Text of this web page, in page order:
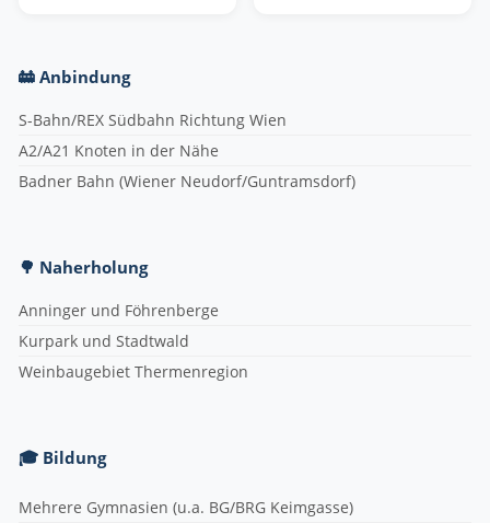
🚋 Anbindung
S-Bahn/REX Südbahn Richtung Wien
A2/A21 Knoten in der Nähe
Badner Bahn (Wiener Neudorf/Guntramsdorf)
🌳 Naherholung
Anninger und Föhrenberge
Kurpark und Stadtwald
Weinbaugebiet Thermenregion
🎓 Bildung
Mehrere Gymnasien (u.a. BG/BRG Keimgasse)